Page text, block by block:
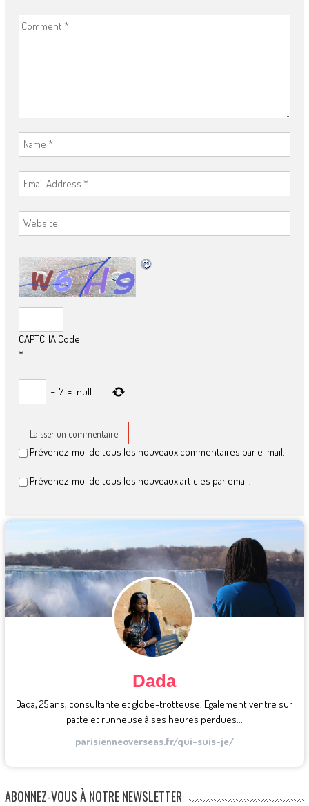
CAPTCHA Code
*
− 7 = null
Prévenez-moi de tous les nouveaux commentaires par e-mail.
Prévenez-moi de tous les nouveaux articles par email.
Dada
Dada, 25 ans, consultante et globe-trotteuse. Egalement ventre sur
patte et runneuse à ses heures perdues...
parisienneoverseas.fr/qui-suis-je/
ABONNEZ-VOUS À NOTRE NEWSLETTER